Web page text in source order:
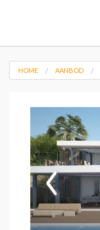
HOME AANBOD